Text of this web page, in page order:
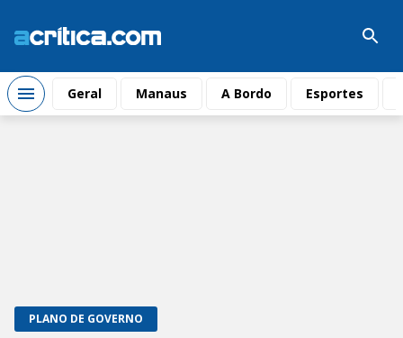
Geral Manaus A Bordo Esportes
PLANO DE GOVERNO